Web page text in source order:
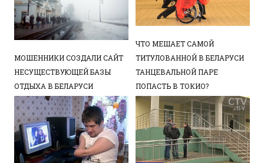
МОШЕННИКИ СОЗДАЛИ САЙТ
НЕСУЩЕСТВУЮЩЕЙ БАЗЫ
ОТДЫХА В БЕЛАРУСИ
ЧТО МЕШАЕТ САМОЙ
ТИТУЛОВАННОЙ В БЕЛАРУСИ
ТАНЦЕВАЛЬНОЙ ПАРЕ
ПОПАСТЬ В ТОКИО?